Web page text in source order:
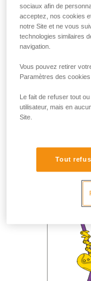
sociaux afin de
acceptez, nos cookies
notre Site et ne vous
technologies similaires
navigation.
Vous pouvez retirer
Paramètres des
Le fait de refuser tout
utilisateur, mais en
Site.
Tout